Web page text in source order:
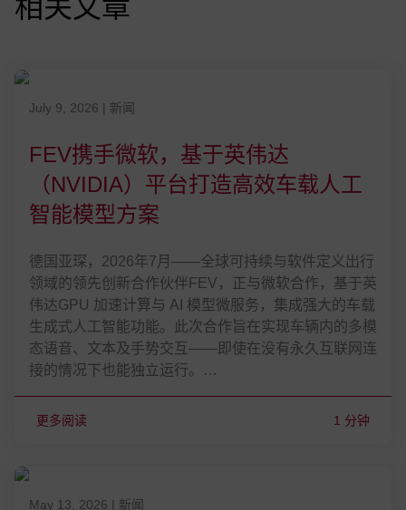
相关文章
发表在 July 9, 2026
July 9, 2026 | 新闻
FEV携手微软，基于英伟达
（NVIDIA）平台打造高效车载人工
智能模型方案
德国亚琛，2026年7月——全球可持续与软件定义出行
领域的领先创新合作伙伴FEV，正与微软合作，基于英
伟达GPU 加速计算与 AI 模型微服务，集成强大的车载
生成式人工智能功能。此次合作旨在实现车辆内的多模
态语音、文本及手势交互——即使在没有永久互联网连
接的情况下也能独立运行。…
更多阅读 1 分钟
发表在 May 13, 2026
May 13, 2026 | 新闻